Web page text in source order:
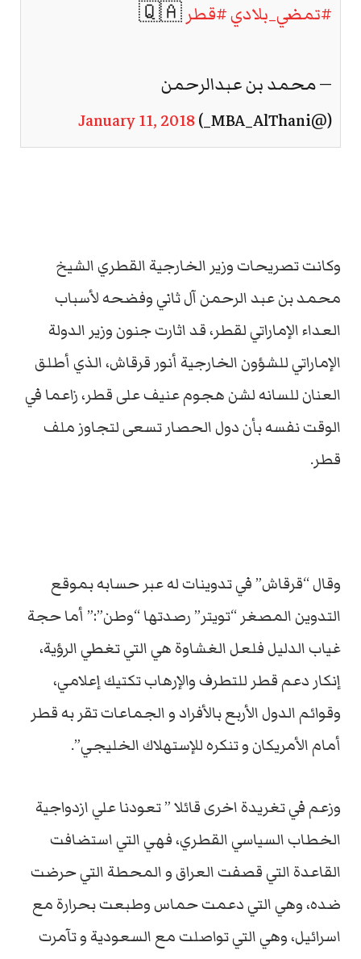
#تمضي_بلادي#قطر
— محمد بن عبدالرحمن
(@MBA_AlThani_)
January 11, 2018
وكانت تصريحات وزير الخارجية القطري الشيخ
محمد بن عبد الرحمن آل ثاني وفضحه لأسباب
العداء الإماراتي لقطر، قد اثارت جنون وزير الدولة
الإماراتي للشؤون الخارجية أنور قرقاش، الذي أطلق
العنان للسانه لشن هجوم عنيف على قطر، زاعما في
الوقت نفسه بأن دول الحصار تسعى لتجاوز ملف
قطر.
وقال “قرقاش” في تدوينات له عبر حسابه بموقع
التدوين المصغر “تويتر” رصدتها “وطن”:” أما حجة
غياب الدليل فلعل الغشاوة هي التي تغطي الرؤية،
إنكار دعم قطر للتطرف والإرهاب تكتيك إعلامي،
وقوائم الدول الأربع بالأفراد و الجماعات تقر به قطر
أمام الأمريكان و تنكره للإستهلاك الخليجي”.
وزعم في تغريدة اخرى قائلا ” تعودنا علي ازدواجية
الخطاب السياسي القطري، فهي التي استضافت
القاعدة التي قصفت العراق و المحطة التي حرضت
ضده، وهي التي دعمت حماس وطبعت بحرارة مع
اسرائيل، وهي التي تواصلت مع السعودية و تآمرت